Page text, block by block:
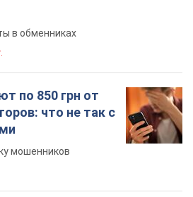
в обменниках
по 850 грн от
что не так с
мошенников